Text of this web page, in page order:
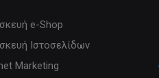
e-Shop
Ιστοσελίδων
Marketing